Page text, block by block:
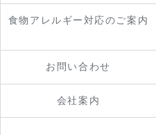
食物アレルギー対応のご案内
お問い合わせ
会社案内